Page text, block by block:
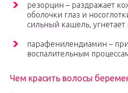
резорцин – раздражает
оболочки глаз и
сильный кашель, угнетает
парафенилендиамин –
воспалительным
Чем красить волосы